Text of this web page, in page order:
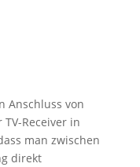
Anschluss von
Receiver in
man zwischen
direkt